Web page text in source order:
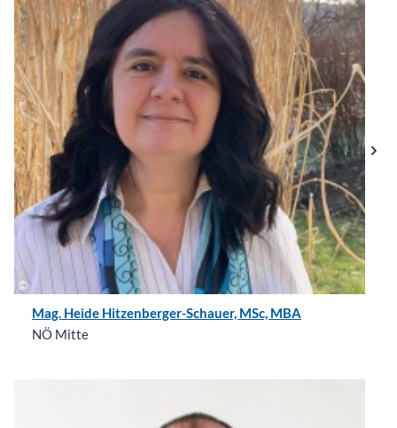
Mag. Heide Hitzenberger-Schauer, MSc, MBA
NÖ Mitte